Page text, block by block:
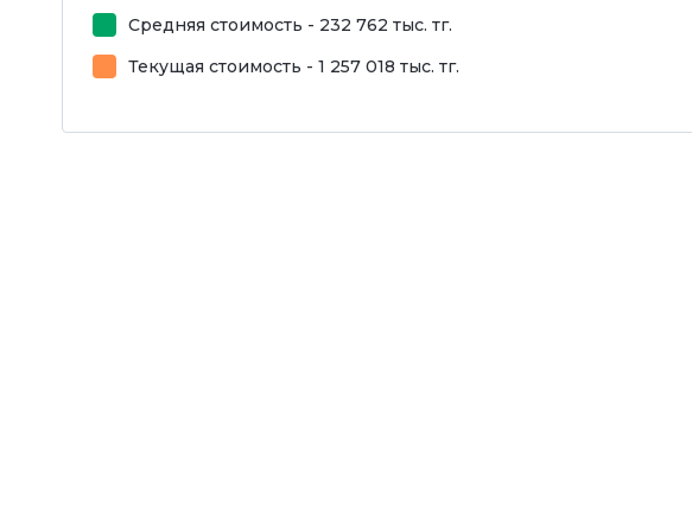
Средняя стоимость - 232 762 тыс. тг.
Текущая стоимость - 1 257 018 тыс. тг.